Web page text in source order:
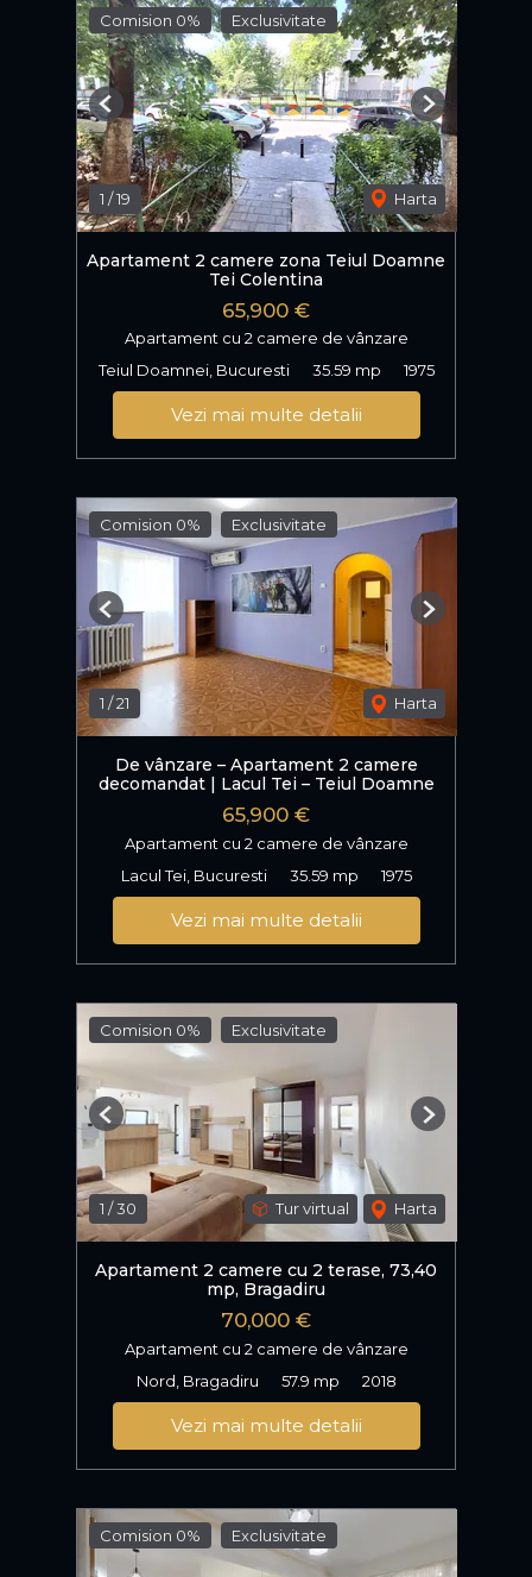
Comision 0% Exclusivitate
1 /19 Harta
Previous Next
Apartament 2 camere zona Teiul Doamne
Tei Colentina
65,900 €
Apartament cu 2 camere de vânzare
Teiul Doamnei, Bucuresti
35.59 mp 1975
Vezi mai multe detalii
Comision 0% Exclusivitate
1 /21 Harta
Previous Next
De vânzare – Apartament 2 camere
decomandat | Lacul Tei – Teiul Doamne
65,900 €
Apartament cu 2 camere de vânzare
Lacul Tei, Bucuresti
35.59 mp 1975
Vezi mai multe detalii
Comision 0% Exclusivitate
1 /30 Tur virtual Harta
Previous Next
Apartament 2 camere cu 2 terase, 73,40
mp, Bragadiru
70,000 €
Apartament cu 2 camere de vânzare
Nord, Bragadiru
57.9 mp 2018
Vezi mai multe detalii
Comision 0% Exclusivitate